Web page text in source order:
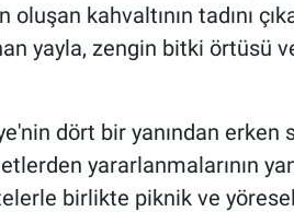
kahvaltının tadını
yayla, zengin bitki örtüsü
dört bir yanından erken
yararlanmalarının
birlikte piknik ve